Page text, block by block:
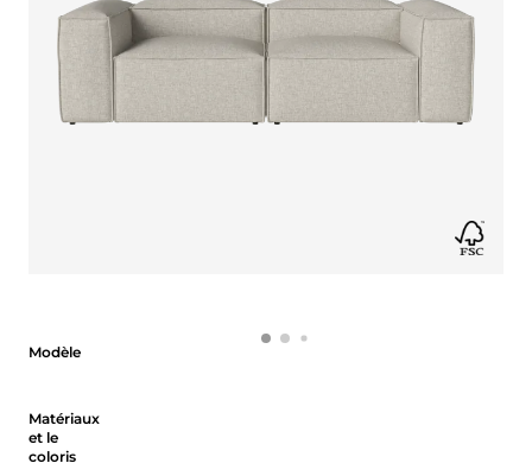
Modèle
Matériaux
et le
coloris